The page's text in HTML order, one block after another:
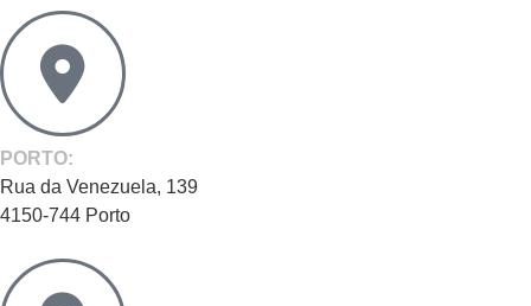
PORTO:
Rua da Venezuela, 139
4150-744 Porto